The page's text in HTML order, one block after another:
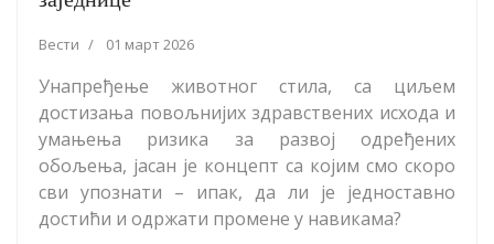
Вести 01 март 2026
Унапређење животног стила, са циљем
достизања повољнијих здравствених исхода и
умањења ризика за развој одређених
обољења, јасан је концепт са којим смо скоро
сви упознати – ипак, да ли је једноставно
достићи и одржати промене у навикама?